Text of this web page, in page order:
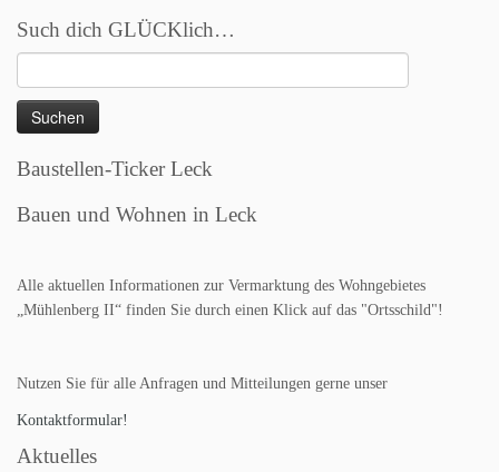
Such dich GLÜCKlich…
nach:
Baustellen-Ticker Leck
Bauen und Wohnen in Leck
Alle aktuellen Informationen zur Vermarktung des Wohngebietes
„Mühlenberg II“ finden Sie durch einen Klick auf das "Ortsschild"!
Nutzen Sie für alle Anfragen und Mitteilungen gerne unser
Kontaktformular!
Aktuelles